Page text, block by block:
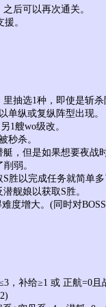
后可以再次通关。
。
抽选1种，即使是斩杀
单纵或复纵阵型出现。
1艘wo级改。
秒杀。
，但是如果想要夜战
弱。
胜以完成任务就简单多
舰娘以获取S胜。
度增大。(同时对
，补给≥1 或 正航=0